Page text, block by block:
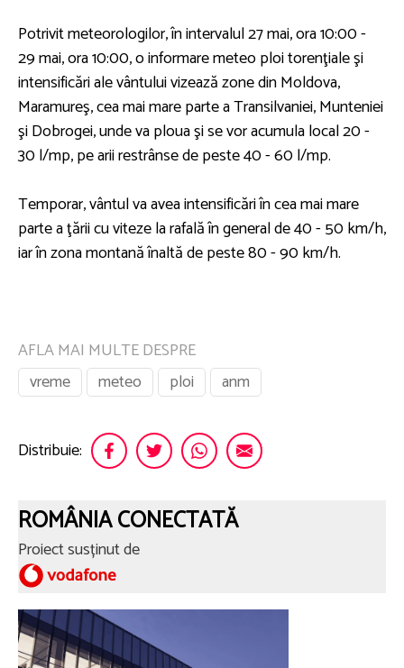
Potrivit meteorologilor, în intervalul 27 mai, ora 10:00 -
29 mai, ora 10:00, o informare meteo ploi torenţiale şi
intensificări ale vântului vizează zone din Moldova,
Maramureş, cea mai mare parte a Transilvaniei, Munteniei
şi Dobrogei, unde va ploua şi se vor acumula local 20 -
30 l/mp, pe arii restrânse de peste 40 - 60 l/mp.
Temporar, vântul va avea intensificări în cea mai mare
parte a ţării cu viteze la rafală în general de 40 - 50 km/h,
iar în zona montană înaltă de peste 80 - 90 km/h.
AFLA MAI MULTE DESPRE
vreme
meteo ploi anm
Distribuie:
ROMÂNIA CONECTATĂ
Proiect susținut de